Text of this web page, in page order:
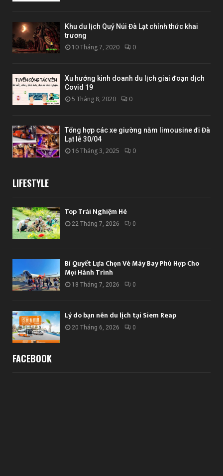
Khu du lịch Quỷ Núi Đà Lạt chính thức khai
trương
10 Tháng 7, 2020 0
Xu hướng kinh doanh du lịch giai đoạn dịch
Covid 19
5 Tháng 8, 2020 0
Tổng hợp các xe giường nằm limousine đi Đà
Lạt lễ 30/04
16 Tháng 3, 2025 0
LIFESTYLE
Top Trải Nghiệm Hè
22 Tháng 7, 2026 0
Bí Quyết Lựa Chọn Vé Máy Bay Phù Hợp Cho
Mọi Hành Trình
18 Tháng 7, 2026 0
Lý do bạn nên du lịch tại Siem Reap
20 Tháng 6, 2026 0
FACEBOOK